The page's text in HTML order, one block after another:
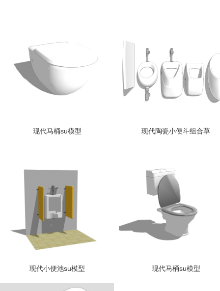
现代马桶su模型 现代陶瓷小便斗组合草
现代小便池su模型 现代马桶su模型